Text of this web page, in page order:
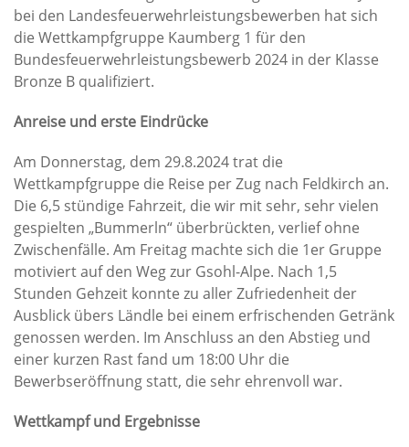
bei den Landesfeuerwehrleistungsbewerben hat sich
die Wettkampfgruppe Kaumberg 1 für den
Bundesfeuerwehrleistungsbewerb 2024 in der Klasse
Bronze B qualifiziert.
Anreise und erste Eindrücke
Am Donnerstag, dem 29.8.2024 trat die
Wettkampfgruppe die Reise per Zug nach Feldkirch an.
Die 6,5 stündige Fahrzeit, die wir mit sehr, sehr vielen
gespielten „Bummerln“ überbrückten, verlief ohne
Zwischenfälle. Am Freitag machte sich die 1er Gruppe
motiviert auf den Weg zur Gsohl-Alpe. Nach 1,5
Stunden Gehzeit konnte zu aller Zufriedenheit der
Ausblick übers Ländle bei einem erfrischenden Getränk
genossen werden. Im Anschluss an den Abstieg und
einer kurzen Rast fand um 18:00 Uhr die
Bewerbseröffnung statt, die sehr ehrenvoll war.
Wettkampf und Ergebnisse